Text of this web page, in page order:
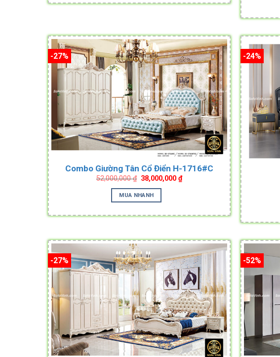
-27%
Combo Giường Tân Cổ Điển H-1716#C
52,000,000₫ Original
price
was:
52,000,000 ₫.
38,000,000₫Current
price
MUA NHANH
-24%
-27% -52%